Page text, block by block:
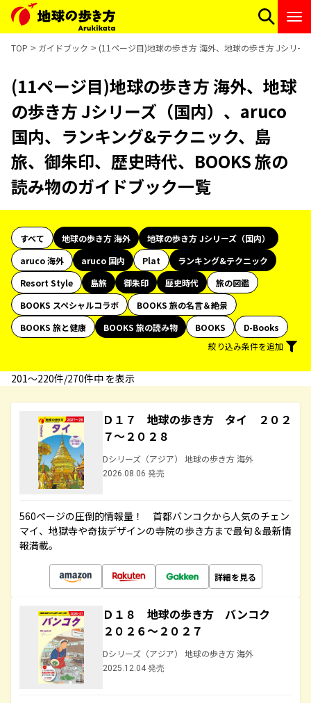
TOP ガイドブック (11ページ目)地球の歩き方 海外、地球の歩き方 Jシリ
(11ページ目)地球の歩き方 海外、地球
の歩き方 Jシリーズ（国内）、aruco
国内、ランキング&テクニック、島
旅、御朱印、歴史時代、BOOKS 旅の
読み物のガイドブック一覧
すべて 地球の歩き方 海外
地球の歩き方 Jシリーズ（国内）
aruco 海外
aruco 国内 Plat
ランキング&テクニック
Resort Style
島旅 御朱印 歴史時代
旅の図鑑
BOOKS スペシャルコラボ
BOOKS 旅の名言＆絶景
BOOKS 旅と健康
BOOKS 旅の読み物 BOOKS
D-Books
絞り込み条件を追加
201〜220件/270件中 を表示
Ｄ１７ 地球の歩き方 タイ ２０２
７～２０２８
Dシリーズ（アジア） 地球の歩き方 海外
2026.08.06 発売
560ページの圧倒的情報量！ 首都バンコクから人気のチェン
マイ、地獄寺や奇抜デザインの寺院の歩き方まで最旬＆最新情
報満載。
詳細を見る
Ｄ１８ 地球の歩き方 バンコク
２０２６～２０２７
Dシリーズ（アジア） 地球の歩き方 海外
2025.12.04 発売